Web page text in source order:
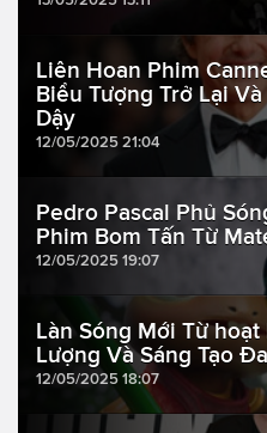
Liên Hoan Phim
Biểu Tượng Trở Lại
Dậy
12/05/2025 21:04
Pedro Pascal Phủ
Phim Bom Tấn Từ
12/05/2025 19:07
Làn Sóng Mới Từ
Lượng Và Sáng Tạo
12/05/2025 18:07